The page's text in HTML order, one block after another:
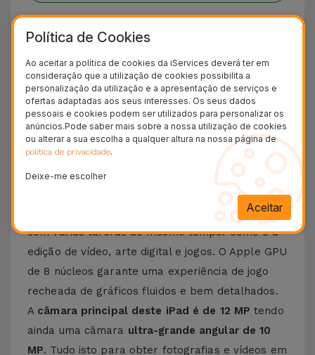
Conheça o iPad Pro 12.9" 2020
2020 na Loja Online iServices. Apresentamos o
iPad da Apple que é uma autêntica obra-prima
de produtividade com design simples. É umiPad
Pro Recondcionadoque faz as delícias de quem
gosta de criar. O
deste iPad Pro de
12.9” tem uma resolução de 2732 x 2048 pixels.
Processador
que torna este tablet capaz de lidar
com várias tarefas ao mesmo tempo. Como é a
edição de vídeo, arte digital e jogos. O Apple GPU
de 8 núcleos garante uma experiência de jogo
recheada de gráficos fluidos e bem detalhados.
A câmara principal deste iPad é de 12 MP tendo
ainda uma câmara ultra-grande angular de 10
MP. Tudo isto para obter fotografias e vídeos em
Política de Cookies
Ao aceitar a política de cookies da iServices deverá ter em
consideração que a utilização de cookies possibilita a
personalização da utilização e a apresentação de serviços e
ofertas adaptadas aos seus interesses. Os seus dados
pessoais e cookies podem ser utilizados para personalizar os
anúncios.Pode saber mais sobre a nossa utilização de cookies
ou alterar a sua escolha a qualquer altura na nossa página de
política de privacidade.
Deixe-me escolher
Aceitar